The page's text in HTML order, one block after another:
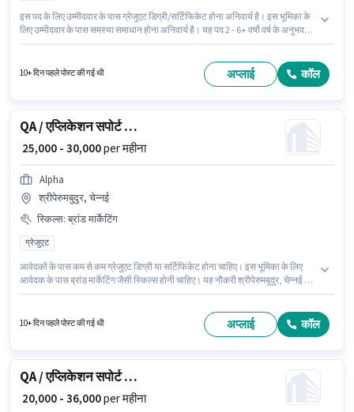
इस पद के लिए उम्मीदवार के पास ग्रेजुएट डिग्री/सर्टिफिकेट होना अनिवार्य है। इस भूमिका के
लिए उम्मीदवार के पास समस्या समाधान होना अनिवार्य है। यह पद 2 - 6+ वर्षो वर्ष के अनुभव
लखनऊ में स्थित है। इस पद के लिए Fixed सैलरी उपलब्ध है।
10+ दिन पहले पोस्ट की गई थी अप्लाई कॉल
QA / एप्लिकेशन सपोर्ट इंजीनियर
₹ 25,000 - 30,000per महीना
Alpha
श्रीपेरुमबुदुर, चेन्नई
स्किल्स: ब्रांड मार्केटिंग
ग्रेजुएट
आवेदकों के पास कम से कम ग्रेजुएट डिग्री या सर्टिफिकेट होना चाहिए। इस भूमिका के लिए
आवेदक के पास ब्रांड मार्केटिंग जैसी स्किल्स होनी चाहिए। यह नौकरी श्रीपेरुमबुदुर, चेन्नई में
Fixed वेतन संरचना मिलती है।
10+ दिन पहले पोस्ट की गई थी अप्लाई कॉल
QA / एप्लिकेशन सपोर्ट इंजीनियर
₹ 20,000 - 36,000per महीना